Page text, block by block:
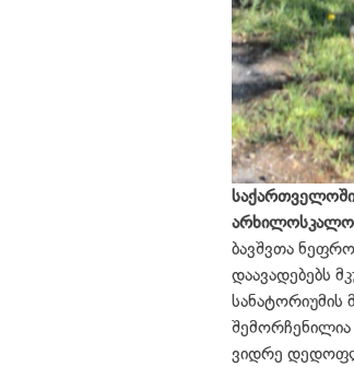
ბავშვთა
დაავადებებს
სანატორიუმის
ვიდრე